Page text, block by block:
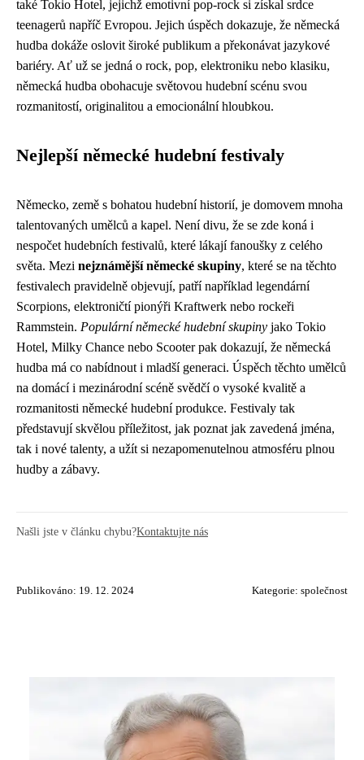
také Tokio Hotel, jejichž emotivní pop-rock si získal srdce
teenagerů napříč Evropou. Jejich úspěch dokazuje, že německá
hudba dokáže oslovit široké publikum a překonávat jazykové
bariéry. Ať už se jedná o rock, pop, elektroniku nebo klasiku,
německá hudba obohacuje světovou hudební scénu svou
rozmanitostí, originalitou a emocionální hloubkou.
Nejlepší německé hudební festivaly
Německo, země s bohatou hudební historií, je domovem mnoha
talentovaných umělců a kapel. Není divu, že se zde koná i
nespočet hudebních festivalů, které lákají fanoušky z celého
světa. Mezi nejznámější německé skupiny, které se na těchto
festivalech pravidelně objevují, patří například legendární
Scorpions, elektroničtí pionýři Kraftwerk nebo rockeři
Rammstein. Populární německé hudební skupiny jako Tokio
Hotel, Milky Chance nebo Scooter pak dokazují, že německá
hudba má co nabídnout i mladší generaci. Úspěch těchto umělců
na domácí i mezinárodní scéně svědčí o vysoké kvalitě a
rozmanitosti německé hudební produkce. Festivaly tak
představují skvělou příležitost, jak poznat jak zavedená jména,
tak i nové talenty, a užít si nezapomenutelnou atmosféru plnou
hudby a zábavy.
Našli jste v článku chybu?Kontaktujte nás
Publikováno: 19. 12. 2024 Kategorie: společnost